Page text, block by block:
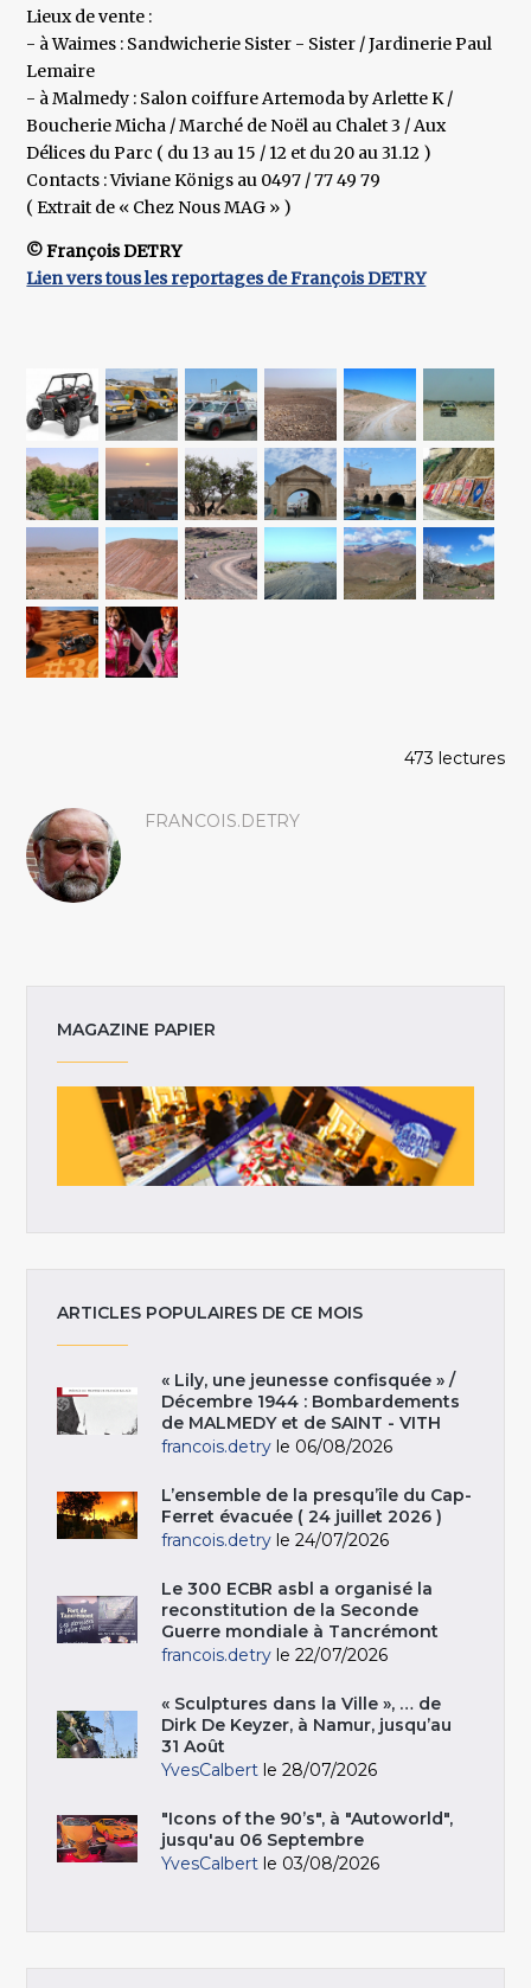
Lieux de vente :
- à Waimes : Sandwicherie Sister - Sister / Jardinerie Paul
Lemaire
- à Malmedy : Salon coiffure Artemoda by Arlette K /
Boucherie Micha / Marché de Noël au Chalet 3 / Aux
Délices du Parc ( du 13 au 15 / 12 et du 20 au 31.12 )
Contacts : Viviane Königs au 0497 / 77 49 79
( Extrait de « Chez Nous MAG » )
© François DETRY
Lien vers tous les reportages de François DETRY
473 lectures
FRANCOIS.DETRY
MAGAZINE PAPIER
ARTICLES POPULAIRES DE CE MOIS
« Lily, une jeunesse confisquée » /
Décembre 1944 : Bombardements
de MALMEDY et de SAINT - VITH
francois.detry le 06/08/2026
L’ensemble de la presqu’île du Cap-
Ferret évacuée ( 24 juillet 2026 )
francois.detry le 24/07/2026
Le 300 ECBR asbl a organisé la
reconstitution de la Seconde
Guerre mondiale à Tancrémont
francois.detry le 22/07/2026
« Sculptures dans la Ville », … de
Dirk De Keyzer, à Namur, jusqu’au
31 Août
YvesCalbert le 28/07/2026
"Icons of the 90’s", à "Autoworld",
jusqu'au 06 Septembre
YvesCalbert le 03/08/2026